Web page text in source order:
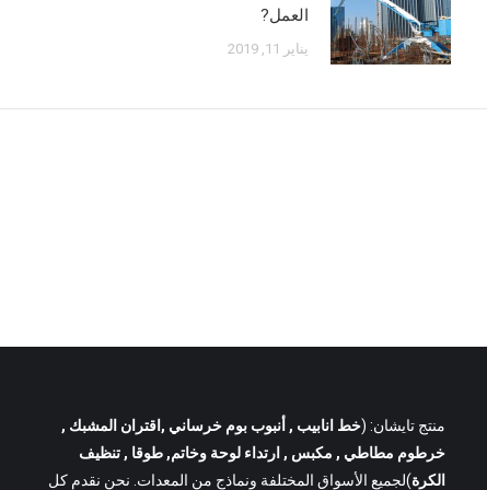
العمل?
يناير 11, 2019
منتج تايشان: (خط انابيب , أنبوب بوم خرساني ,اقتران المشبك ,
خرطوم مطاطي , مكبس , ارتداء لوحة وخاتم, طوقا , تنظيف
الكرة)لجميع الأسواق المختلفة ونماذج من المعدات. نحن نقدم كل